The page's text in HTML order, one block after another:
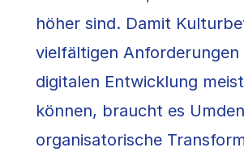
höher sind. Damit
vielfältigen Anforderungen
digitalen Entwicklung
können, braucht es
organisatorische